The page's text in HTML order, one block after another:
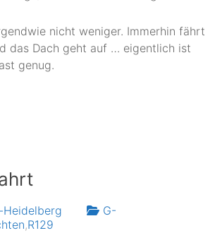
nicht weniger. Immerhin fährt
das Dach geht auf … eigentlich ist
genug.
Heidelberg
G-
,R129